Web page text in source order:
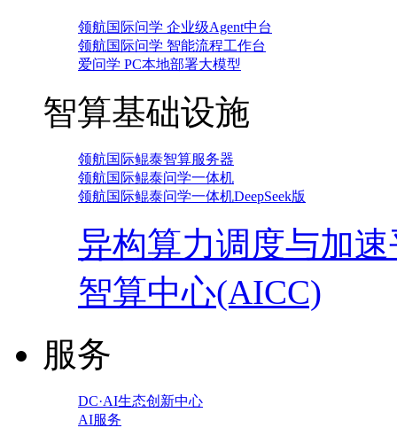
领航国际问学 企业级Agent中台
领航国际问学 智能流程工作台
爱问学 PC本地部署大模型
智算基础设施
领航国际鲲泰智算服务器
领航国际鲲泰问学一体机
领航国际鲲泰问学一体机DeepSeek版
异构算力调度与加
智算中心(AICC)
服务
DC·AI生态创新中心
AI服务